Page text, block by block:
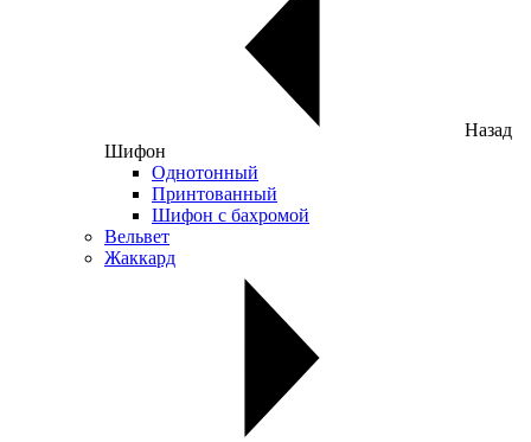
Назад
Шифон
Однотонный
Принтованный
Шифон с бахромой
Вельвет
Жаккард